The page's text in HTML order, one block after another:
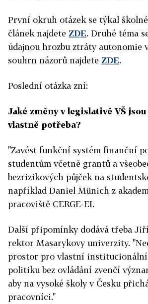
První okruh otázek se týkal
článek najdete ZDE. Druhé téma
údajnou hrozbu ztráty autonomie
souhrn názorů najdete ZDE.
Poslední otázka zní:
Jaké změny v legislativě VŠ
vlastně potřeba?
"Zavést funkční systém finanční
studentům včetně grantů a
bezrizikových půjček na
například Daniel Münich z
pracoviště CERGE-EI.
Další připomínky dodává třeba
rektor Masarykovy univerzity.
prostor pro vlastní institucionální
politiku bez ovládání zvenčí
aby na vysoké školy v Česku
pracovníci."